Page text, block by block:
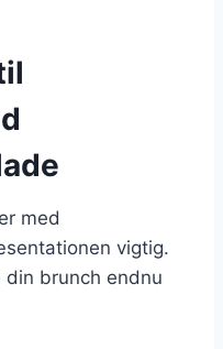
med
vigtig.
brunch endnu